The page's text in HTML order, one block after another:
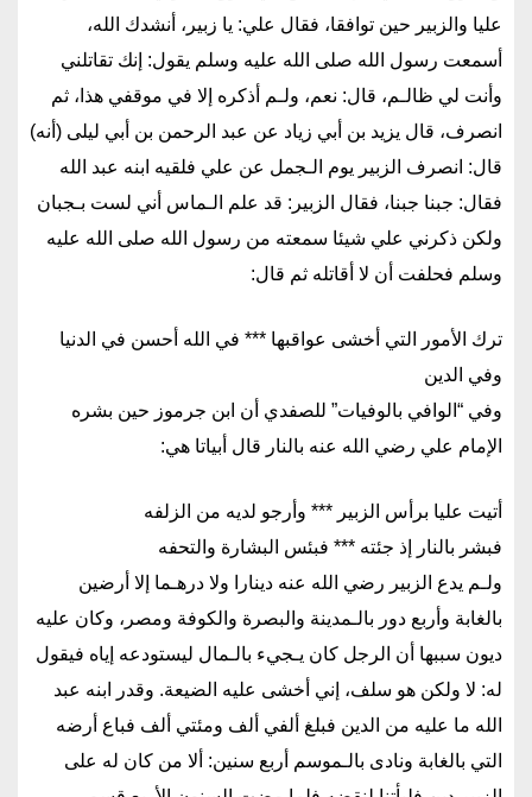
عليا والزبير حين توافقا، فقال علي: يا زبير، أنشدك الله،
أسمعت رسول الله صلى الله عليه وسلم يقول: إنك تقاتلني
وأنت لي ظالـم، قال: نعم، ولـم أذكره إلا في موقفي هذا، ثم
انصرف، قال يزيد بن أبي زياد عن عبد الرحمن بن أبي ليلى (أنه)
قال: انصرف الزبير يوم الـجمل عن علي فلقيه ابنه عبد الله
فقال: جبنا جبنا، فقال الزبير: قد علم الـماس أني لست بـجبان
ولكن ذكرني علي شيئا سمعته من رسول الله صلى الله عليه
وسلم فحلفت أن لا أقاتله ثم قال:
ترك الأمور التي أخشى عواقبها *** في الله أحسن في الدنيا
وفي الدين
وفي “الوافي بالوفيات” للصفدي أن ابن جرموز حين بشره
الإمام علي رضي الله عنه بالنار قال أبياتا هي:
أتيت عليا برأس الزبير *** وأرجو لديه من الزلفه
فبشر بالنار إذ جئته *** فبئس البشارة والتحفه
ولـم يدع الزبير رضي الله عنه دينارا ولا درهـما إلا أرضين
بالغابة وأربع دور بالـمدينة والبصرة والكوفة ومصر، وكان عليه
ديون سببها أن الرجل كان يـجيء بالـمال ليستودعه إياه فيقول
له: لا ولكن هو سلف، إني أخشى عليه الضيعة. وقدر ابنه عبد
الله ما عليه من الدين فبلغ ألفي ألف ومئتي ألف فباع أرضه
التي بالغابة ونادى بالـموسم أربع سنين: ألا من كان له على